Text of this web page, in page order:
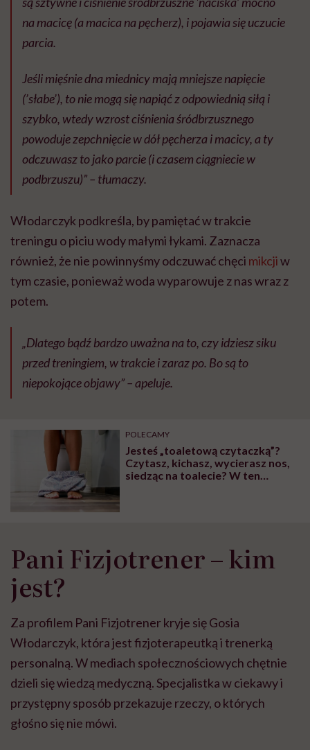
na macicę (a macica na pęcherz), i pojawia się uczucie
parcia.
Jeśli mięśnie dna miednicy mają mniejsze napięcie
(’słabe’), to nie mogą się napiąć z odpowiednią siłą i
szybko, wtedy wzrost ciśnienia śródbrzusznego
powoduje zepchnięcie w dół pęcherza i macicy, a ty
odczuwasz to jako parcie (i czasem ciągniecie w
podbrzuszu)” – tłumaczy.
Włodarczyk podkreśla, by pamiętać w trakcie
treningu o piciu wody małymi łykami. Zaznacza
również, że nie powinnyśmy odczuwać chęci mikcjiw
tym czasie, ponieważ woda wyparowuje z nas wraz z
potem.
„Dlatego bądź bardzo uważna na to, czy idziesz siku
przed treningiem, w trakcie i zaraz po. Bo są to
niepokojące objawy” – apeluje.
POLECAMY
Jesteś „toaletową czytaczką”?
Czytasz, kichasz, wycierasz nos,
siedząc na toalecie? W ten
Pani Fizjotrener – kim
jest?
Za profilem Pani Fizjotrener kryje się Gosia
Włodarczyk, która jestfizjoterapeutką i trenerką
personalną. Wmediach społecznościowych chętnie
dzieli się wiedzą medyczną. Specjalistka w ciekawy i
przystępny sposób przekazuje rzeczy, o których
głośno się nie mówi.